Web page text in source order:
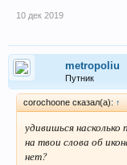
10 дек 2019
metropoliu
Путник
corochoone сказал(а): ↑
удивишься
на твои слова об
нет?